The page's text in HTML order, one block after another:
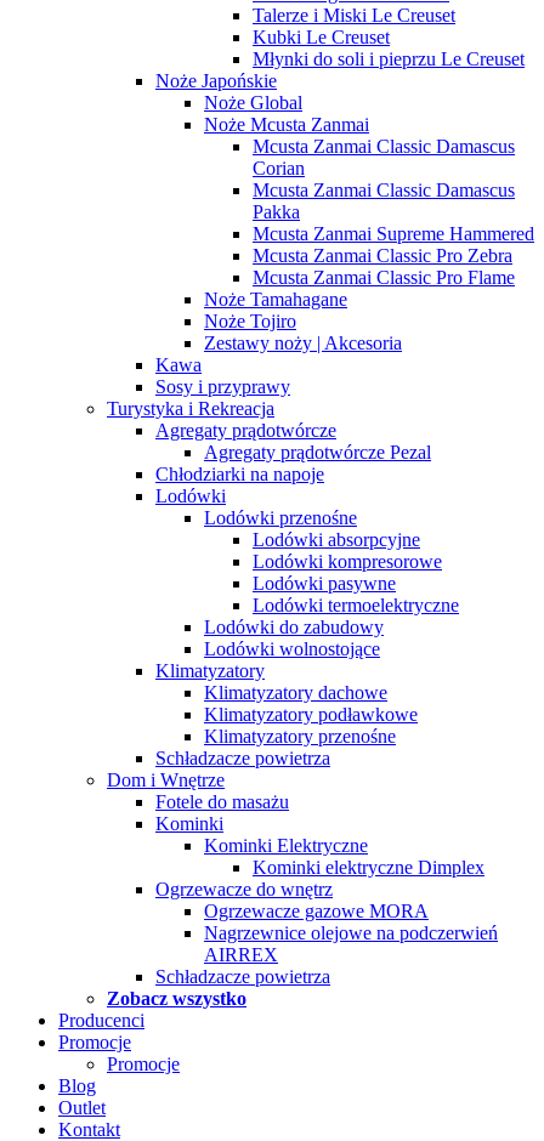
Talerze i Miski Le Creuset
Kubki Le Creuset
Młynki do soli i pieprzu Le Creuset
Noże Japońskie
Noże Global
Noże Mcusta Zanmai
Mcusta Zanmai Classic Damascus
Corian
Mcusta Zanmai Classic Damascus
Pakka
Mcusta Zanmai Supreme Hammered
Mcusta Zanmai Classic Pro Zebra
Mcusta Zanmai Classic Pro Flame
Noże Tamahagane
Noże Tojiro
Zestawy noży | Akcesoria
Kawa
Sosy i przyprawy
Turystyka i Rekreacja
Agregaty prądotwórcze
Agregaty prądotwórcze Pezal
Chłodziarki na napoje
Lodówki
Lodówki przenośne
Lodówki absorpcyjne
Lodówki kompresorowe
Lodówki pasywne
Lodówki termoelektryczne
Lodówki do zabudowy
Lodówki wolnostojące
Klimatyzatory
Klimatyzatory dachowe
Klimatyzatory podławkowe
Klimatyzatory przenośne
Schładzacze powietrza
Dom i Wnętrze
Fotele do masażu
Kominki
Kominki Elektryczne
Kominki elektryczne Dimplex
Ogrzewacze do wnętrz
Ogrzewacze gazowe MORA
Nagrzewnice olejowe na podczerwień
AIRREX
Schładzacze powietrza
Zobacz wszystko
Producenci
Promocje
Promocje
Blog
Outlet
Kontakt